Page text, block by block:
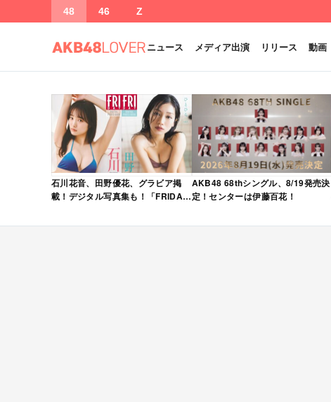
48 46 Z
ニュース メディア出演 リリース 動画
石川花音、田野優花、グラビア掲
載！デジタル写真集も！「FRIDAY
発売！
AKB48 68thシングル、8/19発売決
定！センターは伊藤百花！